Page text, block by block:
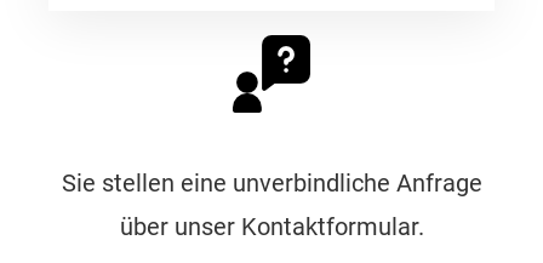
Sie stellen eine unverbindliche Anfrage
über unser Kontaktformular.